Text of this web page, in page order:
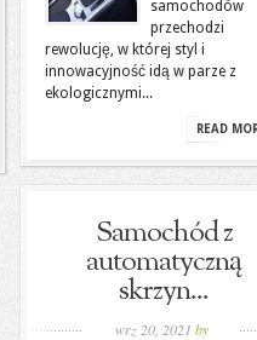
samochodów
przechodzi
rewolucję, w której styl i
innowacyjność idą w parze z
ekologicznymi...
READ
Samochód z
automatyczną
skrzyn...
wrz 20, 2021 by